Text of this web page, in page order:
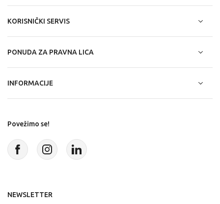
KORISNIČKI SERVIS
PONUDA ZA PRAVNA LICA
INFORMACIJE
Povežimo se!
NEWSLETTER